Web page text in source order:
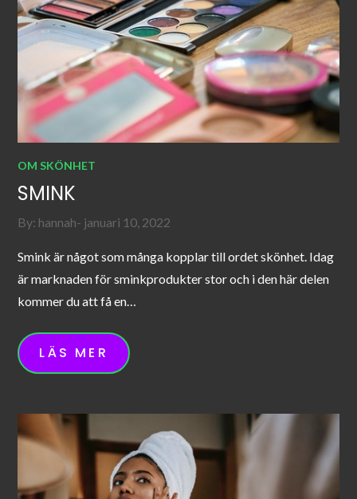
OM SKÖNHET
SMINK
By: hannah Posted
januari 10, 2022
Smink är något som många kopplar till ordet skönhet. Idag
är marknaden för sminkprodukter stor och i den här delen
kommer du att få en…
LÄS MER